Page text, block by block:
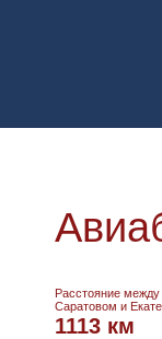
Расстояние между
Саратовом и
1113 км